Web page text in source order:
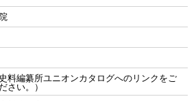
史料編纂所ユニオンカタログへのリンクをご
さい。）